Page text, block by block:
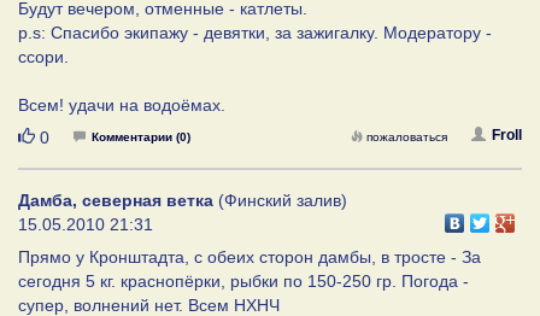
Будут вечером, отменные - катлеты.
p.s: Спасибо экипажу - девятки, за зажигалку. Модератору -
ссори.
Всем! удачи на водоёмах.
Нравится
0 Комментарии (0) Froll
пожаловаться
Дамба, северная ветка (Финский залив)
15.05.2010 21:31
Прямо у Кронштадта, с обеих сторон дамбы, в тросте - За
сегодня 5 кг. краснопёрки, рыбки по 150-250 гр. Погода -
супер, волнений нет. Всем НХНЧ